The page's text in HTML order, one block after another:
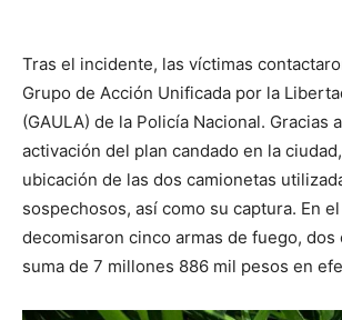
Tras el incidente, las víctimas
Grupo de Acción Unificada por la
(GAULA) de la Policía Nacional. Gracias
activación del plan candado en la
ubicación de las dos camionetas
sospechosos, así como su captura. En
decomisaron cinco armas de fuego, dos
suma de 7 millones 886 mil pesos en